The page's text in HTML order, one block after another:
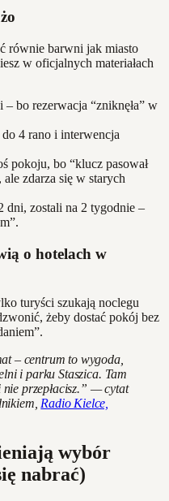
równie barwni jak miasto
w oficjalnych materiałach
– bo rezerwacja “zniknęła” w
4 rano i interwencja
pokoju, bo “klucz pasował
zdarza się w starych
dni, zostali na 2 tygodnie –
o hotelach w
turyści szukają noclegu
żeby dostać pokój bez
– centrum to wygoda,
i parku Staszica. Tam
przepłacisz.” — cytat
Radio Kielce,
wybór
nabrać)